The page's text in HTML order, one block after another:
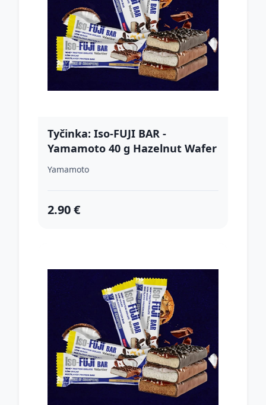
Tyčinka: Iso-FUJI BAR -
Yamamoto 40 g Hazelnut Wafer
+ Milk Chocolate Coating
Yamamoto
2.90 €